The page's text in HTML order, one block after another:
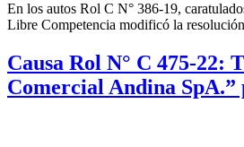
En los autos Rol C N° 386-19,
Libre Competencia modificó la
Causa Rol N° C 475-22:
Comercial Andina SpA.”